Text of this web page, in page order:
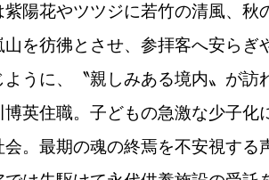
陽花やツツジに若竹の清風、秋
を彷彿とさせ、参拝客へ安らぎ
うに、〝親しみある境内〟が訪
英住職。子どもの急激な少子
。最期の魂の終焉を不安視す